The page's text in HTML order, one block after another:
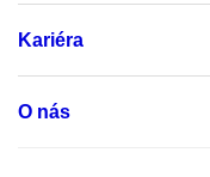
Kariéra
O nás